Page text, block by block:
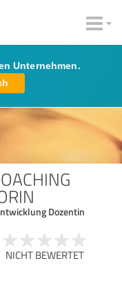
Unternehmen.
Dozentin
NICHT BEWERTET